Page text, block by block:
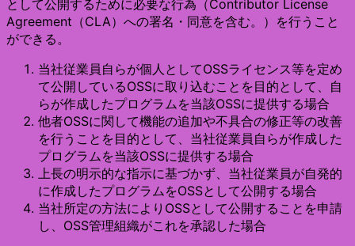
として公開するために必要な行為（Contributor License
Agreement（CLA）への署名・同意を含む。）を行うこと
ができる。
当社従業員自らが個人としてOSSライセンス等を定め
て公開しているOSSに取り込むことを目的として、自
らが作成したプログラムを当該OSSに提供する場合
他者OSSに関して機能の追加や不具合の修正等の改善
を行うことを目的として、当社従業員自らが作成した
プログラムを当該OSSに提供する場合
上長の明示的な指示に基づかず、当社従業員が自発的
に作成したプログラムをOSSとして公開する場合
当社所定の方法によりOSSとして公開することを申請
し、OSS管理組織がこれを承認した場合